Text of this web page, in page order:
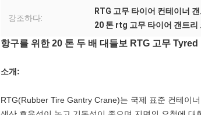
강조하다:
RTG 고무 타이어 컨테이너
20 톤 rtg 고무 타이어 갠트리
항구를 위한 20 톤 두 배 대들보 RTG 고무 Tyred
소개:
RTG(Rubber Tire Gantry Crane)는 국제 표준 컨테이